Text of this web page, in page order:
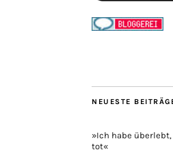
NEUESTE
»Ich habe
tot«